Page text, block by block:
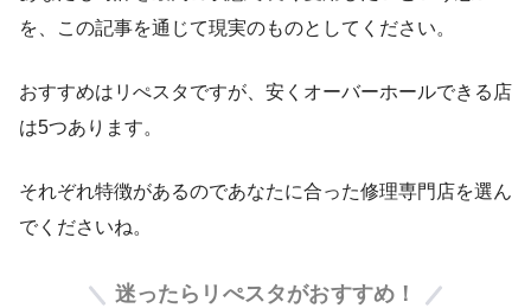
を、この記事を通じて現実のものとしてください。
おすすめはリぺスタですが、安くオーバーホールできる店
は5つあります。
それぞれ特徴があるのであなたに合った修理専門店を選ん
でくださいね。
迷ったらリぺスタがおすすめ！